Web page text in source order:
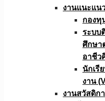
งานแนะแน
กองทุ
ระบบ
ศึกษา
อาชีว
นักเรี
งาน
งานสวัสดิก